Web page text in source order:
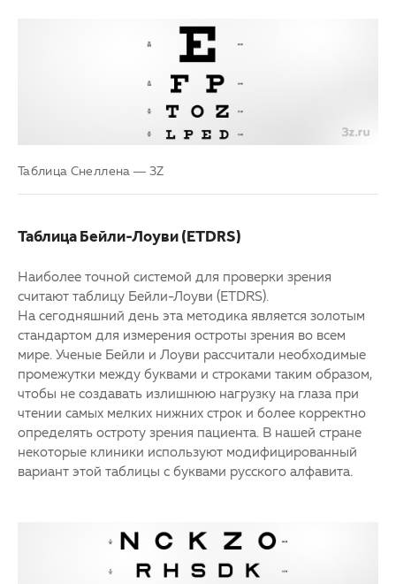
Таблица Снеллена — 3Z
Таблица Бейли-Лоуви (ETDRS)
Наиболее точной системой для проверки зрения
считают таблицу Бейли-Лоуви (ETDRS).
На сегодняшний день эта методика является золотым
стандартом для измерения остроты зрения во всем
мире. Ученые Бейли и Лоуви рассчитали необходимые
промежутки между буквами и строками таким образом,
чтобы не создавать излишнюю нагрузку на глаза при
чтении самых мелких нижних строк и более корректно
определять остроту зрения пациента. В нашей стране
некоторые клиники используют модифицированный
вариант этой таблицы с буквами русского алфавита.